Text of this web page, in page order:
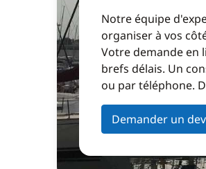
Notre équipe
organiser à vos
Votre demande en
brefs délais. Un
ou par téléphone.
Demander un